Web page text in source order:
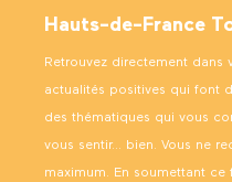
Hauts-de-France
Retrouvez directement dans
actualités positives qui font
des thématiques qui vous
vous sentir… bien. Vous ne
maximum. En soumettant ce